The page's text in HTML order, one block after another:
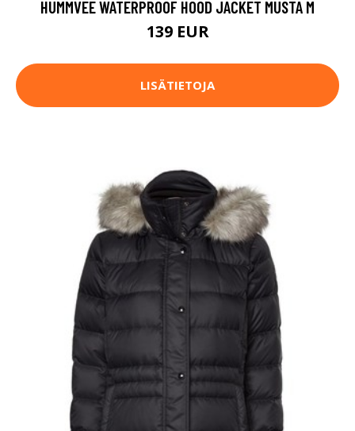
HUMMVEE WATERPROOF HOOD JACKET MUSTA M
139 EUR
LISÄTIETOJA